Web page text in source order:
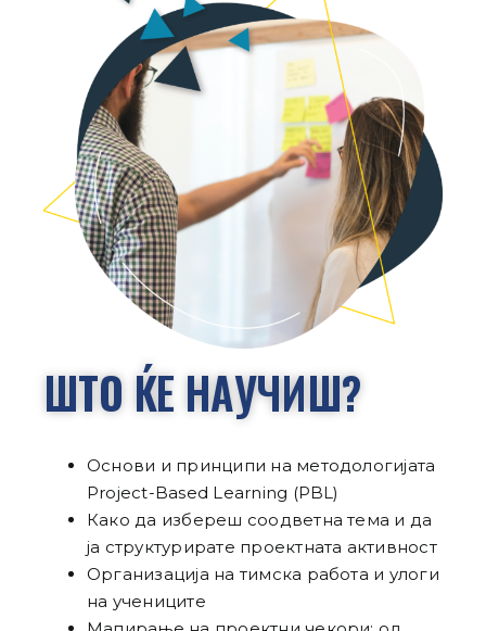
ШТО ЌЕ НАУЧИШ?
Основи и принципи на методологијата
Project-Based Learning (PBL)
Како да избереш соодветна тема и да
ја структурирате проектната активност
Организација на тимска работа и улоги
на учениците